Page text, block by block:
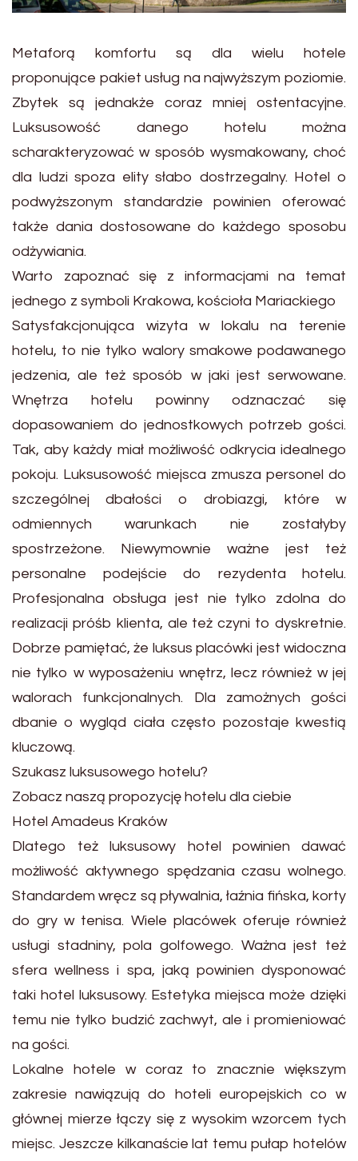
Metaforą komfortu są dla wielu hotele
proponujące pakiet usług na najwyższym poziomie.
Zbytek są jednakże coraz mniej ostentacyjne.
Luksusowość danego hotelu można
scharakteryzować w sposób wysmakowany, choć
dla ludzi spoza elity słabo dostrzegalny. Hotel o
podwyższonym standardzie powinien oferować
także dania dostosowane do każdego sposobu
odżywiania.
Warto zapoznać się z informacjami na temat
jednego z symboli Krakowa, kościoła Mariackiego
Satysfakcjonująca wizyta w lokalu na terenie
hotelu, to nie tylko walory smakowe podawanego
jedzenia, ale też sposób w jaki jest serwowane.
Wnętrza hotelu powinny odznaczać się
dopasowaniem do jednostkowych potrzeb gości.
Tak, aby każdy miał możliwość odkrycia idealnego
pokoju. Luksusowość miejsca zmusza personel do
szczególnej dbałości o drobiazgi, które w
odmiennych warunkach nie zostałyby
spostrzeżone. Niewymownie ważne jest też
personalne podejście do rezydenta hotelu.
Profesjonalna obsługa jest nie tylko zdolna do
realizacji próśb klienta, ale też czyni to dyskretnie.
Dobrze pamiętać, że luksus placówki jest widoczna
nie tylko w wyposażeniu wnętrz, lecz również w jej
walorach funkcjonalnych. Dla zamożnych gości
dbanie o wygląd ciała często pozostaje kwestią
kluczową.
Szukasz luksusowego hotelu?
Zobacz naszą propozycję hotelu dla ciebie
Hotel Amadeus Kraków
Dlatego też luksusowy hotel powinien dawać
możliwość aktywnego spędzania czasu wolnego.
Standardem wręcz są pływalnia, łaźnia fińska, korty
do gry w tenisa. Wiele placówek oferuje również
usługi stadniny, pola golfowego. Ważna jest też
sfera wellness i spa, jaką powinien dysponować
taki hotel luksusowy. Estetyka miejsca może dzięki
temu nie tylko budzić zachwyt, ale i promieniować
na gości.
Lokalne hotele w coraz to znacznie większym
zakresie nawiązują do hoteli europejskich co w
głównej mierze łączy się z wysokim wzorcem tych
miejsc. Jeszcze kilkanaście lat temu pułap hotelów